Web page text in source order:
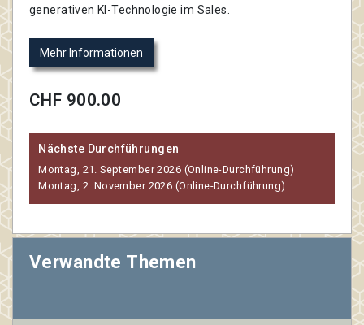
generativen KI-Technologie im Sales.
Mehr Informationen
CHF 900.00
Nächste Durchführungen
Montag, 21. September 2026 (Online-Durchführung)
Montag, 2. November 2026 (Online-Durchführung)
Verwandte Themen